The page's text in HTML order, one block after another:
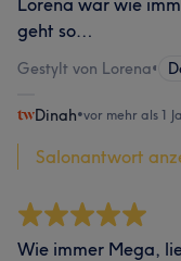
Lorena war wie
geht so…
Gestylt von Lorena•
Dinah•vor mehr als 1
Salonantwort
Wie immer Mega,